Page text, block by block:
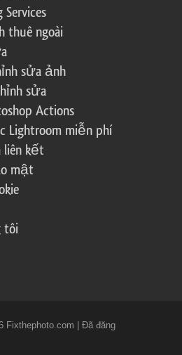
Services
thuê ngoài
sửa ảnh
sửa
Actions
miễn phí
liên kết
mật
tôi
Fixthephoto.com | Đã đăng